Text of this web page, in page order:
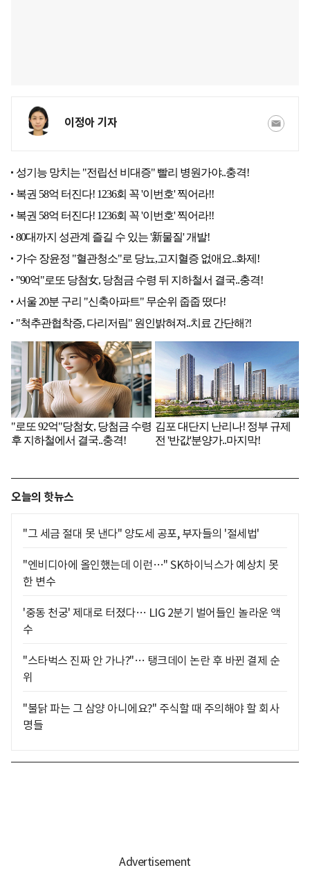
이정아 기자
오늘의 핫뉴스
"그 세금 절대 못 낸다" 양도세 공포, 부자들의 '절세법'
"엔비디아에 올인했는데 이런…" SK하이닉스가 예상치 못
한 변수
'중동 천궁' 제대로 터졌다… LIG 2분기 벌어들인 놀라운 액
수
"스타벅스 진짜 안 가나?"… 탱크데이 논란 후 바뀐 결제 순
위
"불닭 파는 그 삼양 아니에요?" 주식할 때 주의해야 할 회사
명들